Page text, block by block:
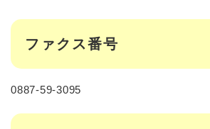
ファクス番号
0887-59-3095